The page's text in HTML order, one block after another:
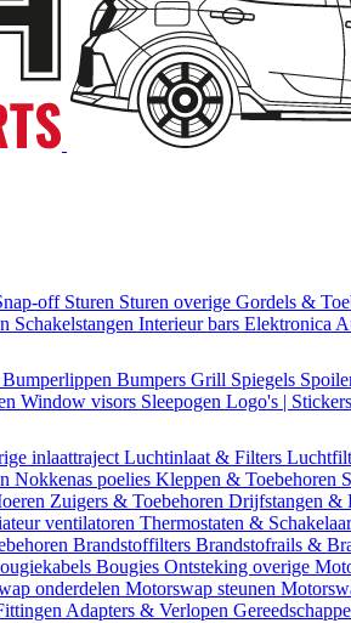
off Sturen Sturen overige Gordels &
Schakelstangen Interieur bars Elektronica
Bumperlippen Bumpers Grill Spiegels
Window visors Sleepogen Logo's |
inlaattraject Luchtinlaat & Filters
Nokkenas poelies Kleppen & Toebehoren
Zuigers & Toebehoren Drijfstangen &
ventilatoren Thermostaten &
Brandstoffilters Brandstofrails &
Bougies Ontsteking overige
onderdelen Motorswap steunen
Adapters & Verlopen